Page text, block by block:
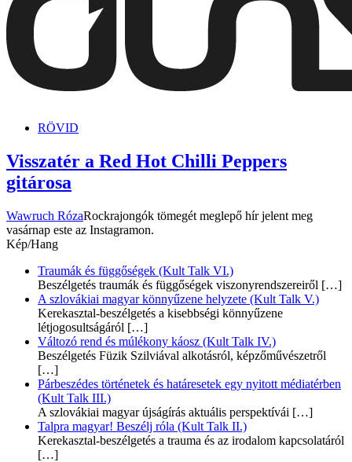
RÖVID
Visszatér a Red Hot Chilli Peppers
gitárosa
Wawruch RózaRockrajongók tömegét meglepő hír jelent meg
vasárnap este az Instagramon.
Kép/Hang
Traumák és függőségek (Kult Talk VI.)
Beszélgetés traumák és függőségek viszonyrendszereiről […]
A szlovákiai magyar könnyűzene helyzete (Kult Talk V.)
Kerekasztal-beszélgetés a kisebbségi könnyűzene
létjogosultságáról […]
Változó rend és múlékony káosz (Kult Talk IV.)
Beszélgetés Füzik Szilviával alkotásról, képzőművészetről
[…]
Párbeszédes történetek és határesetek egy nyitott médiatérben
(Kult Talk III.)
A szlovákiai magyar újságírás aktuális perspektívái […]
Talpra magyar! Beszélj róla (Kult Talk II.)
Kerekasztal-beszélgetés a trauma és az irodalom kapcsolatáról
[…]